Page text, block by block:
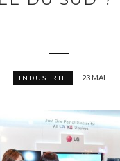
INDUSTRIE 23 MAI